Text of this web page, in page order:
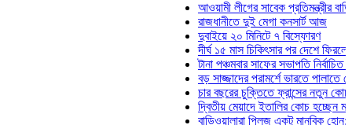
আওয়ামী লীগের সাবেক প্রতিমন্ত্রীর বাড়িতে
রাজধানীতে দুই মেগা কনসার্ট আজ
দুবাইয়ে ২০ মিনিটে ৭ বিস্ফোরণ
দীর্ঘ ১৫ মাস চিকিৎসার পর দেশে ফিরলেন
টানা পঞ্চমবার সাফের সভাপতি নির্বাচিত কাজী
বড় সাজ্জাদের পরামর্শে ভারতে পালাতে
চার বছরের চুক্তিতে ফ্রান্সের নতুন কোচ জিদান
দ্বিতীয় মেয়াদে ইতালির কোচ হচ্ছেন মানচিনি
বাড়িওয়ালারা প্লিজ একটু মানবিক হোন: মনিরা